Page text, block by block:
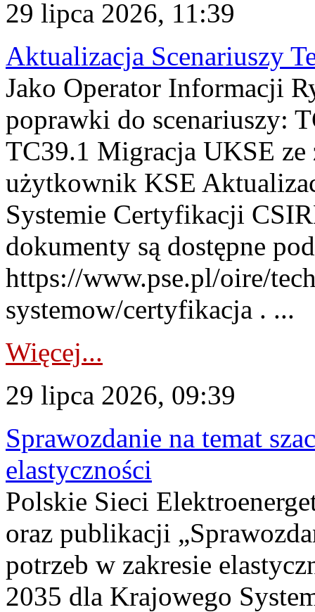
29 lipca 2026, 11:39
Aktualizacja Scenariuszy
Jako Operator Informacji
poprawki do scenariuszy:
TC39.1 Migracja UKSE
użytkownik KSE
Systemie Certyfikacji
dokumenty są dostępne
https://www.pse.pl/oire/
systemow/certyfikacja . ...
Więcej...
29 lipca 2026, 09:39
Sprawozdanie na temat
elastyczności
Polskie Sieci
oraz publikacji
potrzeb w zakresie
2035 dla Krajowego